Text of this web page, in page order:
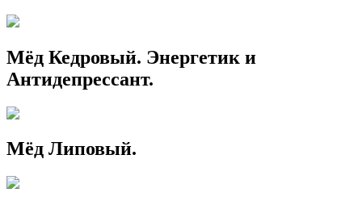
Мёд Кедровый. Энергетик и
Антидепрессант.
Мёд Липовый.